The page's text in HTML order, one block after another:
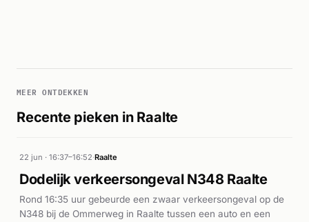
MEER ONTDEKKEN
Recente pieken in Raalte
22 jun · 16:37–16:52·Raalte
Dodelijk verkeersongeval N348 Raalte
Rond 16:35 uur gebeurde een zwaar verkeersongeval op de
N348 bij de Ommerweg in Raalte tussen een auto en een